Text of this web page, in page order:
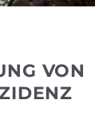
VON